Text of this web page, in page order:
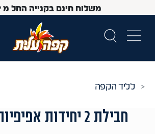
משלוח חינם בקנייה החל מ
ליד הקפה
חבילת 2 יחידות אפיפיות ארוכות